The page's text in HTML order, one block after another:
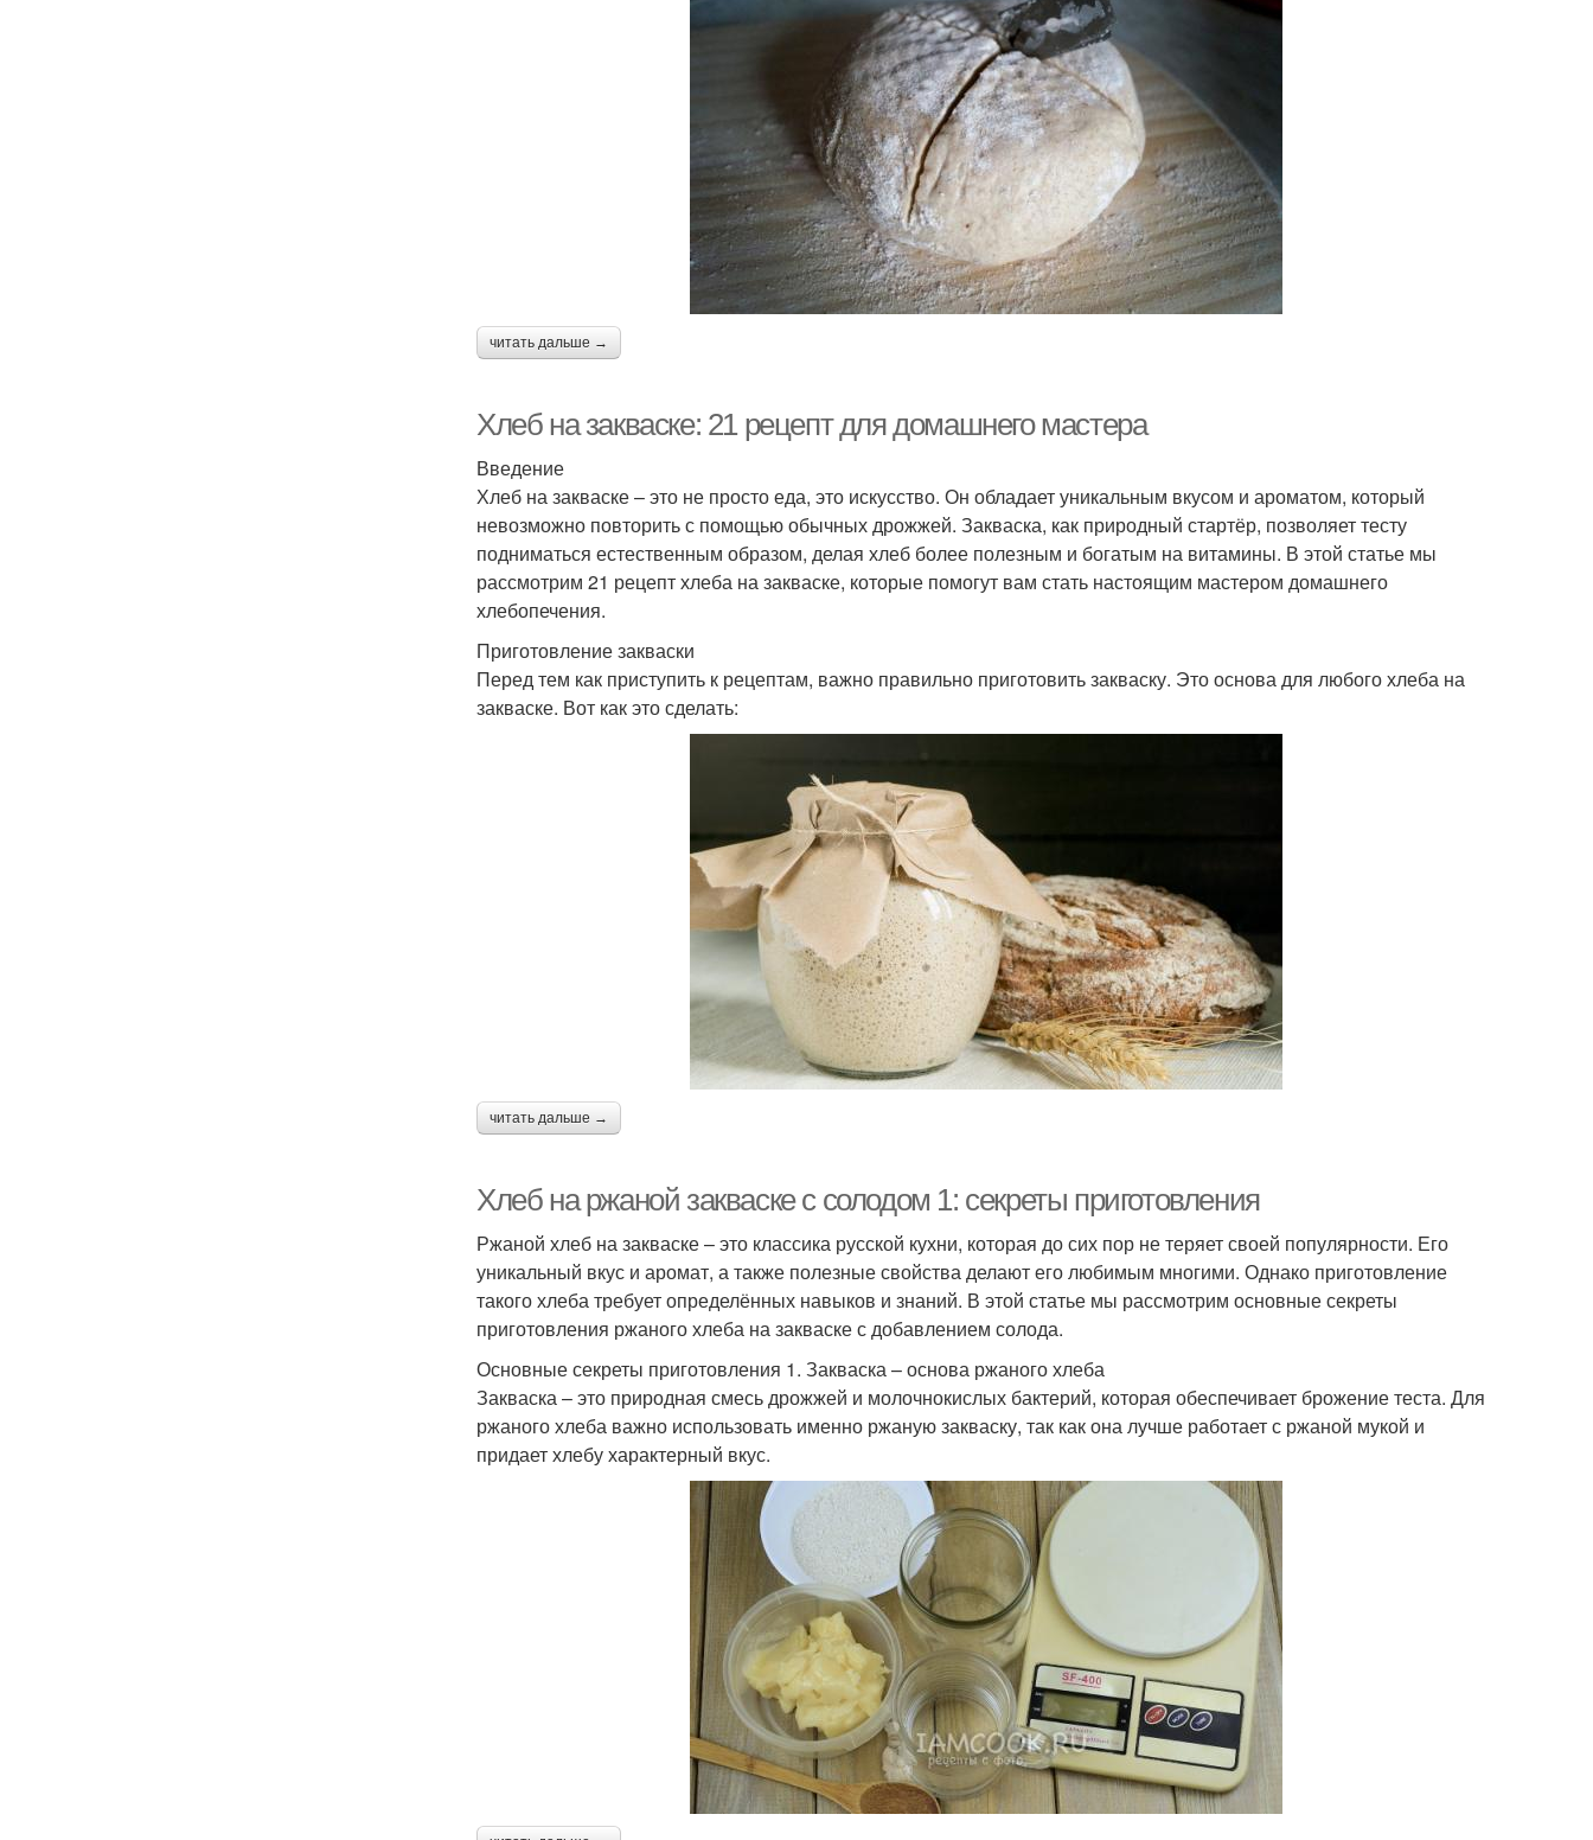
читать дальше →
Хлеб на закваске: 21 рецепт для домашнего мастера
Введение
Хлеб на закваске – это не просто еда, это искусство. Он обладает уникальным вкусом и ароматом, который
невозможно повторить с помощью обычных дрожжей. Закваска, как природный стартёр, позволяет тесту
подниматься естественным образом, делая хлеб более полезным и богатым на витамины. В этой статье мы
рассмотрим 21 рецепт хлеба на закваске, которые помогут вам стать настоящим мастером домашнего
хлебопечения.
Приготовление закваски
Перед тем как приступить к рецептам, важно правильно приготовить закваску. Это основа для любого хлеба на
закваске. Вот как это сделать:
читать дальше →
Хлеб на ржаной закваске с солодом 1: секреты приготовления
Ржаной хлеб на закваске – это классика русской кухни, которая до сих пор не теряет своей популярности. Его
уникальный вкус и аромат, а также полезные свойства делают его любимым многими. Однако приготовление
такого хлеба требует определённых навыков и знаний. В этой статье мы рассмотрим основные секреты
приготовления ржаного хлеба на закваске с добавлением солода.
Основные секреты приготовления 1. Закваска – основа ржаного хлеба
Закваска – это природная смесь дрожжей и молочнокислых бактерий, которая обеспечивает брожение теста. Для
ржаного хлеба важно использовать именно ржаную закваску, так как она лучше работает с ржаной мукой и
придает хлебу характерный вкус.